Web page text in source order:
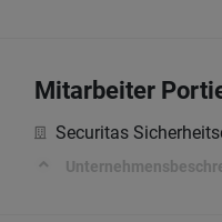
Mitarbeiter
Securitas